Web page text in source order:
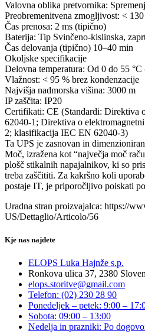
Valovna oblika pretvornika:
Preobremenitvena zmogljivost: <
Čas prenosa: 2 ms (tipično)
Baterija: Tip Svinčeno-kislinska,
Čas delovanja (tipično) 10–40 min
Okoljske specifikacije
Delovna temperatura: Od 0 do 55
Vlažnost: < 95 % brez kondenzacije
Najvišja nadmorska višina: 3000 m
IP zaščita: IP20
Certifikati: CE (Standardi: Direktiva
62040-1; Direktiva o
2; klasifikacija IEC EN 62040-3)
Ta UPS je zasnovan in
Moč, izražena kot “največja moč
plošč stikalnih napajalnikov, ki so
treba zaščititi. Za kakršno koli
postaje IT, je priporočljivo poiskati
Uradna stran proizvajalca: https://
US/Dettaglio/Articolo/56
Kje nas najdete
ELOPS Luka Hajnže s.p.
Ronkova ulica 37, 2380
elops.storitve@gmail.com
Telefon: (02) 230 28 90
Ponedeljek – petek: 9:00 –
Sobota: 09:00 – 13:00
Nedelja in prazniki: Po